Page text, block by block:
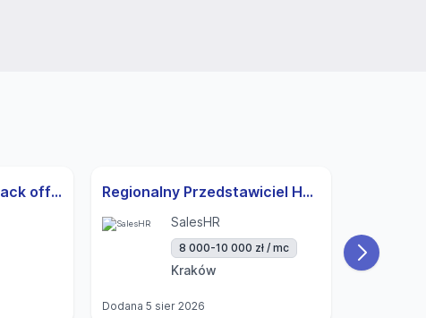
Junior Specjalista w back office z j.niemieckim B1 Regionalny Przedstawiciel Handlowy (samorządy - sektor publiczny)
SalesHR
8 000-10 000 zł / mc
Kraków
Dodana 5 sier 2026